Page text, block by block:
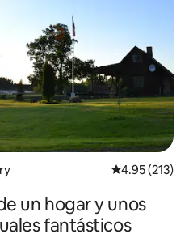
Calificación
4.95 (213)
un hogar y unos
fantásticos